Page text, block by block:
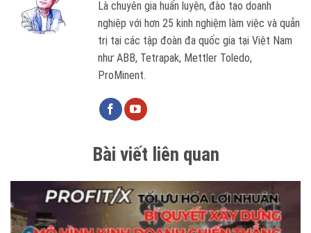
Là chuyên gia huấn luyện, đào tạo doanh
nghiệp với hơn 25 kinh nghiệm làm việc và quản
trị tại các tập đoàn đa quốc gia tại Việt Nam
như ABB, Tetrapak, Mettler Toledo,
ProMinent.
Bài viết liên quan